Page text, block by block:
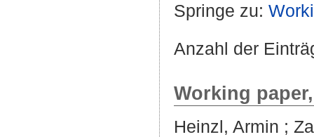
Springe zu:
Anzahl der
Working
Heinzl, Armin ;